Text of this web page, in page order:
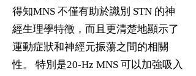
得知MNS 不僅有助於識別 STN 的神
經生理學特徵，而且更清楚地顯示了
運動症狀和神經元振蕩之間的相關
性。 特別是20-Hz MNS 可以加強吸入